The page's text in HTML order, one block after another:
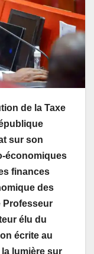
de la Taxe
sur son
économiques
finances
des
Professeur
élu du
écrite au
lumière sur